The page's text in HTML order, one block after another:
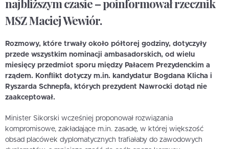
najbliższym czasie – poinformował rzecznik
MSZ Maciej Wewiór.
Rozmowy, które trwały około półtorej godziny, dotyczyły
przede wszystkim nominacji ambasadorskich, od wielu
miesięcy przedmiot sporu między Pałacem Prezydenckim a
rządem. Konflikt dotyczy m.in. kandydatur Bogdana Klicha i
Ryszarda Schnepfa, których prezydent Nawrocki dotąd nie
zaakceptował.
Minister Sikorski wcześniej proponował rozwiązania
kompromisowe, zakładające m.in. zasadę, w której większość
obsad placówek dyplomatycznych trafiałaby do zawodowych